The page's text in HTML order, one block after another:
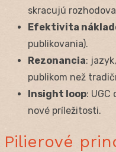
skracujú
Efektivita
publikovania).
Rezonancia:
publikom než
Insight loop:
nové príležitosti.
Pilierové